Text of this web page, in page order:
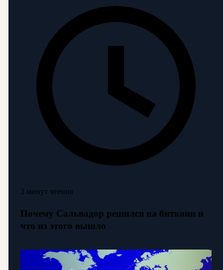
3 минут чтения
Почему Сальвадор решился на биткоин и
что из этого вышло